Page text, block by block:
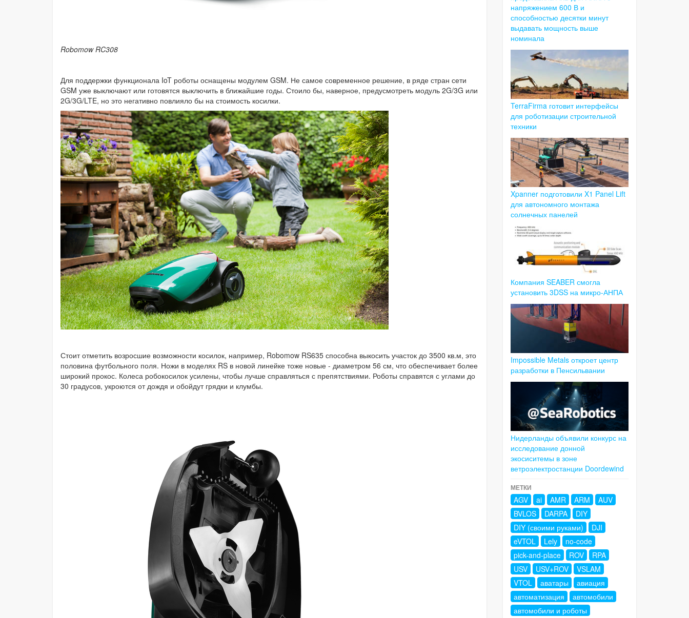
Robomow RC308
Для поддержки функционала IoT роботы оснащены модулем GSM. Не самое современное решение, в ряде стран сети
GSM уже выключают или готовятся выключить в ближайшие годы. Стоило бы, наверное, предусмотреть модуль 2G/3G или
2G/3G/LTE, но это негативно повлияло бы на стоимость косилки.
Стоит отметить возросшие возможности косилок, например, Robomow RS635 способна выкосить участок до 3500 кв.м, это
половина футбольного поля. Ножи в моделях RS в новой линейке тоже новые - диаметром 56 см, что обеспечивает более
широкий прокос. Колеса робокосилок усилены, чтобы лучше справляться с препятствиями. Роботы справятся с углами до
30 градусов, укроются от дождя и обойдут грядки и клумбы.
напряжением 600 В и
способностью десятки минут
выдавать мощность выше
номинала
TerraFirma готовит интерфейсы
для роботизации строительной
техники
Xpanner подготовили X1 Panel Lift
для автономного монтажа
солнечных панелей
Компания SEABER смогла
установить 3DSS на микро-АНПА
Impossible Metals откроет центр
разработки в Пенсильвании
Нидерланды объявили конкурс на
исследование донной
экосиситемы в зоне
ветроэлектростанции Doordewind
МЕТКИ
AGV ai AMR ARM
AUV
BVLOS
DARPA
DIY
DIY (своими руками)
DJI
eVTOL
Lely
no-code
pick-and-place
ROV
RPA
USV
USV+ROV
VSLAM
VTOL
аватары
авиация
автоматизация
автомобили
автомобили и роботы